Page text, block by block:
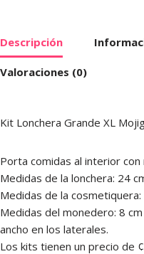
Descripción
Valoraciones (0)
Kit Lonchera Grande XL
Porta comidas al interior
Medidas de la lonchera: 24
Medidas de la
Medidas del monedero: 8
ancho en los laterales.
Los kits tienen un precio de